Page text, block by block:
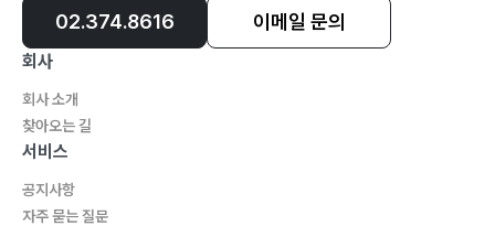
02.374.8616 이메일 문의
회사
회사 소개
찾아오는 길
서비스
공지사항
자주 묻는 질문